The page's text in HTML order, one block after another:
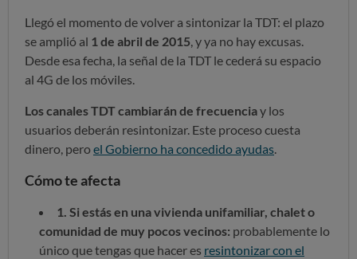
Llegó el momento de volver a sintonizar la TDT: el plazo
se amplió al 1 de abril de 2015, y ya no hay excusas.
Desde esa fecha, la señal de la TDT le cederá su espacio
al 4G de los móviles.
Los canales TDT cambiarán de frecuenciay los
usuarios deberán resintonizar. Este proceso cuesta
dinero, pero el Gobierno ha concedido ayudas.
Cómo te afecta
1. Si estás en una vivienda unifamiliar, chalet o
comunidad de muy pocos vecinos: probablemente lo
único que tengas que hacer es resintonizar con el